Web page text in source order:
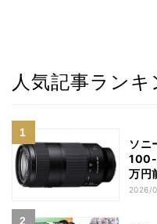
人気記事ランキ
ソニ
万円
2026/